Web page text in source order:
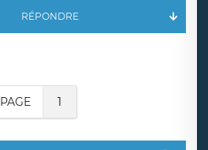
RÉPONDRE
PAGE 1